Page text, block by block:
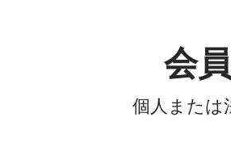
会
個人または